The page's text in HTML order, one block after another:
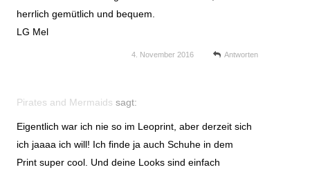
herrlich gemütlich und bequem.
LG Mel
4. November 2016 Antworten
Pirates and Mermaids sagt:
Eigentlich war ich nie so im Leoprint, aber derzeit sich
ich jaaaa ich will! Ich finde ja auch Schuhe in dem
Print super cool. Und deine Looks sind einfach